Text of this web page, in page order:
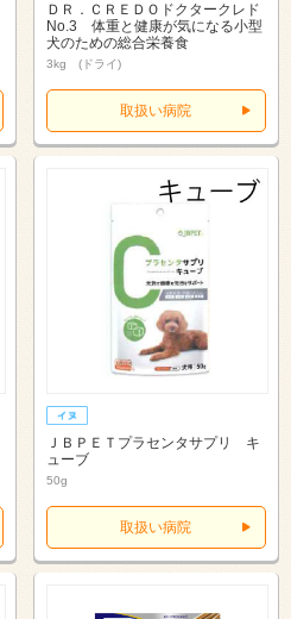
ＤＲ．ＣＲＥＤＯドクタークレド
No.3 体重と健康が気になる小型
犬のための総合栄養食
3kg (ドライ)
取扱い病院
ＪＢＰＥＴプラセンタサプリ キ
ューブ
50g
取扱い病院